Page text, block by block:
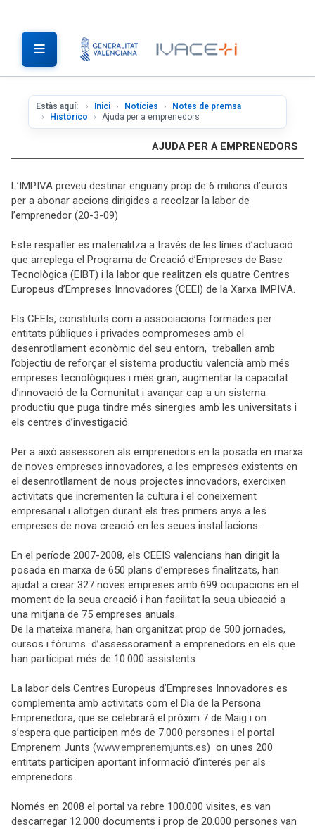
Estàs aquí: Inici Notícies
Notes de premsa
Histórico
Ajuda per a emprenedors
AJUDA PER A EMPRENEDORS
L’IMPIVA preveu destinar enguany prop de 6 milions d’euros
per a abonar accions dirigides a recolzar la labor de
l’emprenedor (20-3-09)
Este respatler es materialitza a través de les línies d’actuació
que arreplega el Programa de Creació d’Empreses de Base
Tecnològica (EIBT) i la labor que realitzen els quatre Centres
Europeus d’Empreses Innovadores (CEEI) de la Xarxa IMPIVA.
Els CEEIs, constituïts com a associacions formades per
entitats públiques i privades compromeses amb el
desenrotllament econòmic del seu entorn, treballen amb
l’objectiu de reforçar el sistema productiu valencià amb més
empreses tecnològiques i més gran, augmentar la capacitat
d’innovació de la Comunitat i avançar cap a un sistema
productiu que puga tindre més sinergies amb les universitats i
els centres d’investigació.
Per a això assessoren als emprenedors en la posada en marxa
de noves empreses innovadores, a les empreses existents en
el desenrotllament de nous projectes innovadors, exercixen
activitats que incrementen la cultura i el coneixement
empresarial i allotgen durant els tres primers anys a les
empreses de nova creació en les seues instal·lacions.
En el període 2007-2008, els CEEIS valencians han dirigit la
posada en marxa de 650 plans d’empreses finalitzats, han
ajudat a crear 327 noves empreses amb 699 ocupacions en el
moment de la seua creació i han facilitat la seua ubicació a
una mitjana de 75 empreses anuals.
De la mateixa manera, han organitzat prop de 500 jornades,
cursos i fòrums d’assessorament a emprenedors en els que
han participat més de 10.000 assistents.
La labor dels Centres Europeus d’Empreses Innovadores es
complementa amb activitats com el Dia de la Persona
Emprenedora, que se celebrarà el pròxim 7 de Maig i on
s’espera que participen més de 7.000 persones i el portal
Emprenem Junts (www.emprenemjunts.es) on unes 200
entitats participen aportant informació d’interés per als
emprenedors.
Només en 2008 el portal va rebre 100.000 visites, es van
descarregar 12.000 documents i prop de 20.000 persones van